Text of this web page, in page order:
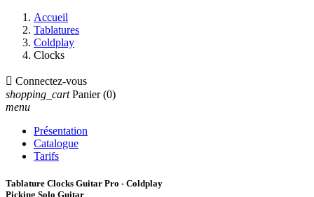
Accueil
Tablatures
Coldplay
Clocks
 Connectez-vous
shopping_cart Panier (0)
menu
Présentation
Catalogue
Tarifs
Tablature Clocks Guitar Pro - Coldplay
Picking Solo Guitar